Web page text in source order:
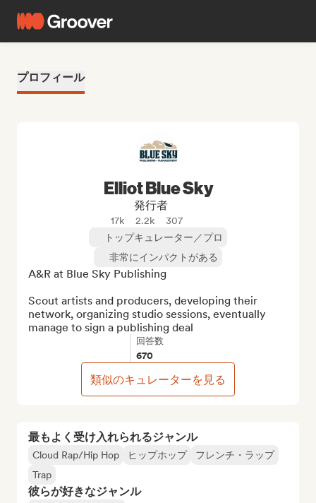
プロフィール
最もよく受け入れられるジャンル
Cloud Rap/Hip Hop ヒップホップ
フレンチ・ラップ
Trap
彼らが好きなジャンル
Elliot Blue Sky
発行者
17k 2.2k
307
トップキュレーター／プロ
非常にインパクトがある
A&R at Blue Sky Publishing
Scout artists and producers, developing their
network, organizing studio sessions, eventually
manage to sign a publishing deal
回答数
670
類似のキュレーターを見る